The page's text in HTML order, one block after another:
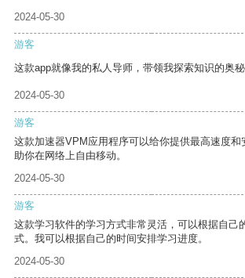
2024-05-30
游客
这款app就像我的私人导师，带领我探索知识的奥秘
2024-05-30
游客
这款加速器VPM应用程序可以给你提供最高速度和
助你在网络上自由移动。
2024-05-30
游客
这款学习软件的学习方式非常灵活，可以根据自己
式。我可以根据自己的时间安排学习进度。
2024-05-30